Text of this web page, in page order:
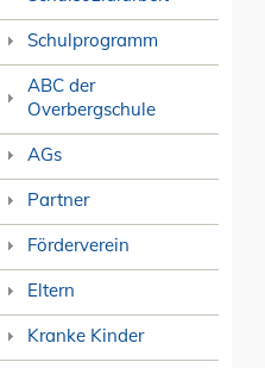
Schulprogramm
ABC der
Overbergschule
AGs
Partner
Förderverein
Eltern
Kranke Kinder